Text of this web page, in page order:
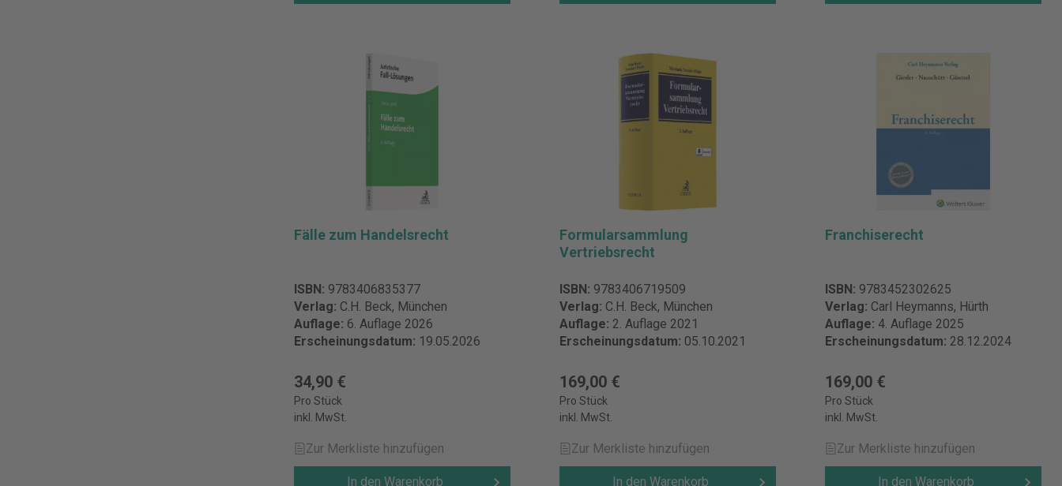
Fälle zum Handelsrecht
ISBN: 9783406835377
Verlag: C.H. Beck, München
Auflage: 6. Auflage 2026
Erscheinungsdatum: 19.05.2026
34,90 €
Pro Stück
inkl. MwSt.
Zur Merkliste hinzufügen
In den Warenkorb
Formularsammlung
Vertriebsrecht
ISBN: 9783406719509
Verlag: C.H. Beck, München
Auflage: 2. Auflage 2021
Erscheinungsdatum: 05.10.2021
169,00 €
Pro Stück
inkl. MwSt.
Zur Merkliste hinzufügen
In den Warenkorb
Franchiserecht
ISBN: 9783452302625
Verlag: Carl Heymanns, Hürth
Auflage: 4. Auflage 2025
Erscheinungsdatum: 28.12.2024
169,00 €
Pro Stück
inkl. MwSt.
Zur Merkliste hinzufügen
In den Warenkorb